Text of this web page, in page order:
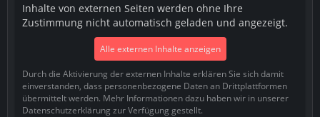
Inhalte von externen Seiten werden ohne Ihre
Zustimmung nicht automatisch geladen und angezeigt.
Alle externen Inhalte anzeigen
Durch die Aktivierung der externen Inhalte erklären Sie sich damit
einverstanden, dass personenbezogene Daten an Drittplattformen
übermittelt werden. Mehr Informationen dazu haben wir in unserer
Datenschutzerklärung zur Verfügung gestellt.